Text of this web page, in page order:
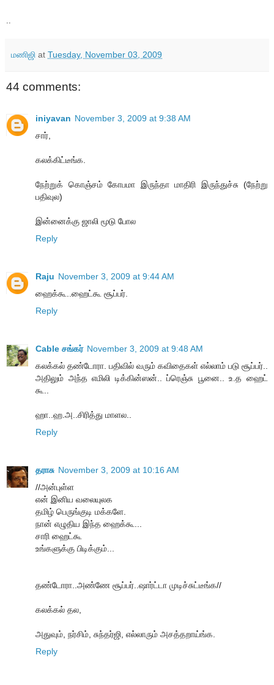
மணிஜி at Tuesday, November 03, 2009
44 comments:
iniyavan November 3, 2009 at 9:38 AM
சார்,
கலக்கிட்டீங்க.
நேற்றுக் கொஞ்சம் கோபமா இருந்தா மாதிரி இருந்துச்சு (நேற்று
பதிவுல)
இன்னைக்கு ஜாலி மூடு போல
Reply
Raju November 3, 2009 at 9:44 AM
ஹைக்கூ..ஹைட்கூ சூப்பர்.
Reply
Cable சங்கர் November 3, 2009 at 9:48 AM
கலக்கல் தண்டோரா. பதிவில் வரும் கவிதைகள் எல்லாம் படு சூப்பர்..
அதிலும் அந்த எமிலி டிக்கின்ஸன்.. ப்ரெஞ்சு பூனை.. உ.த ஹைட்
கூ..
ஹா..ஹ.அ..சிரித்து மாளல..
Reply
தராசு November 3, 2009 at 10:16 AM
//அன்புள்ள
என் இனிய வலையுலக
தமிழ் பெருங்குடி மக்களே.
நான் எழுதிய இந்த ஹைக்கூ...
சாரி ஹைட்கூ
உங்களுக்கு பிடிக்கும்...
தண்டோரா..அண்ணே சூப்பர்..ஷார்ட்டா முடிச்சுட்டீங்க//
கலக்கல் தல,
அதுவும், நர்சிம், சுந்தர்ஜி, எல்லாரும் அசத்தறாய்ங்க.
Reply